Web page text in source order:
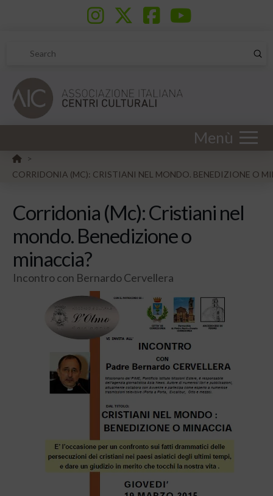
Search
Menù
HOME
>
CORRIDONIA (MC): CRISTIANI NEL MONDO. BENEDIZIONE O
Corridonia (Mc): Cristiani nel
mondo. Benedizione o
minaccia?
Incontro con Bernardo Cervellera